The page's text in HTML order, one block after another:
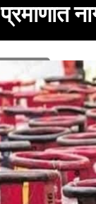
प्रमाणात